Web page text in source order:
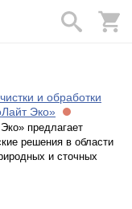
и обработки
Эко»
предлагает
решения в области
и сточных